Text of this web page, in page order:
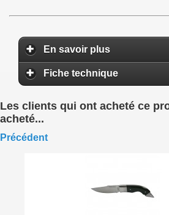
En savoir plus
Fiche technique
Les clients qui ont acheté ce
acheté...
Précédent